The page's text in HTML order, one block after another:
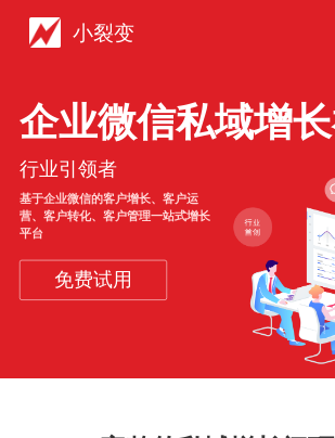
小裂变
企业微信私域增
行业引领者
基于企业微信的客户增长、客户运
营、客户转化、客户管理一站式增长
平台
免费试用